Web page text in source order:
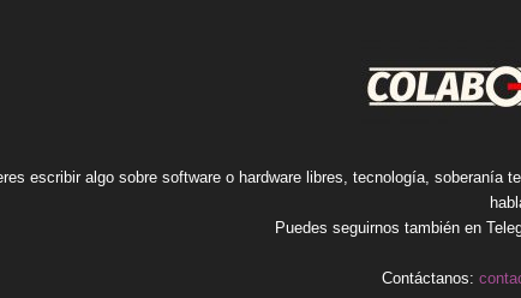
escribir algo sobre software o hardware libres, tecnología,
Puedes seguirnos también en
Contáctanos: